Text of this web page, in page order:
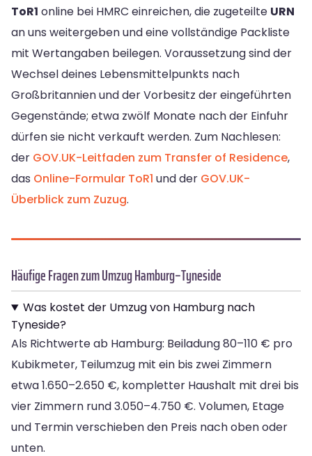
ToR1 online bei HMRC einreichen, die zugeteilte URN
an uns weitergeben und eine vollständige Packliste
mit Wertangaben beilegen. Voraussetzung sind der
Wechsel deines Lebensmittelpunkts nach
Großbritannien und der Vorbesitz der eingeführten
Gegenstände; etwa zwölf Monate nach der Einfuhr
dürfen sie nicht verkauft werden. Zum Nachlesen:
der GOV.UK-Leitfaden zum Transfer of Residence,
das Online-Formular ToR1 und der GOV.UK-
Überblick zum Zuzug.
Häufige Fragen zum Umzug Hamburg–Tyneside
Was kostet der Umzug von Hamburg nach
Tyneside?
Als Richtwerte ab Hamburg: Beiladung 80–110 € pro
Kubikmeter, Teilumzug mit ein bis zwei Zimmern
etwa 1.650–2.650 €, kompletter Haushalt mit drei bis
vier Zimmern rund 3.050–4.750 €. Volumen, Etage
und Termin verschieben den Preis nach oben oder
unten.